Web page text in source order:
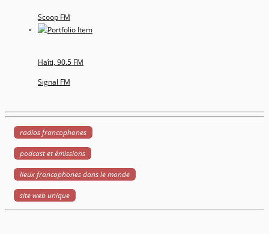
Scoop FM
Haîti, 90.5 FM
Signal FM
radios francophones
podcast et émissions
lieux francophones dans le monde
site web unique